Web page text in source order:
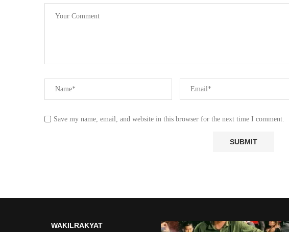
Save my name, email, and website in this browser for the next time I comment.
WAKILRAKYAT